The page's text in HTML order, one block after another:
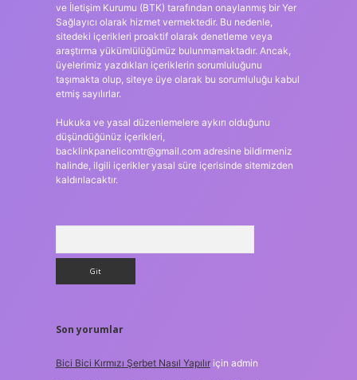
ve İletişim Kurumu (BTK) tarafından onaylanmış bir Yer
Sağlayıcı olarak hizmet vermektedir. Bu nedenle,
sitedeki içerikleri proaktif olarak denetleme veya
araştırma yükümlülüğümüz bulunmamaktadır. Ancak,
üyelerimiz yazdıkları içeriklerin sorumluluğunu
taşımakta olup, siteye üye olarak bu sorumluluğu kabul
etmiş sayılırlar.
Hukuka ve yasal düzenlemelere aykırı olduğunu
düşündüğünüz içerikleri,
backlinkpanelicomtr@gmail.comadresine bildirmeniz
halinde, ilgili içerikler yasal süre içerisinde sitemizden
kaldırılacaktır.
Son yorumlar
Bici Bici Kırmızı Şerbet Nasıl Yapılıriçin admin